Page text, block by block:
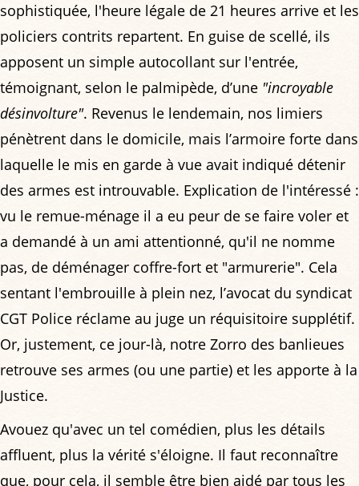
sophistiquée, l'heure légale de 21 heures arrive et les
policiers contrits repartent. En guise de scellé, ils
apposent un simple autocollant sur l'entrée,
témoignant, selon le palmipède, d’une "incroyable
désinvolture". Revenus le lendemain, nos limiers
pénètrent dans le domicile, mais l’armoire forte dans
laquelle le mis en garde à vue avait indiqué détenir
des armes est introuvable. Explication de l'intéressé :
vu le remue-ménage il a eu peur de se faire voler et
a demandé à un ami attentionné, qu'il ne nomme
pas, de déménager coffre-fort et "armurerie". Cela
sentant l'embrouille à plein nez, l’avocat du syndicat
CGT Police réclame au juge un réquisitoire supplétif.
Or, justement, ce jour-là, notre Zorro des banlieues
retrouve ses armes (ou une partie) et les apporte à la
Justice.
Avouez qu'avec un tel comédien, plus les détails
affluent, plus la vérité s'éloigne. Il faut reconnaître
que, pour cela, il semble être bien aidé par tous les